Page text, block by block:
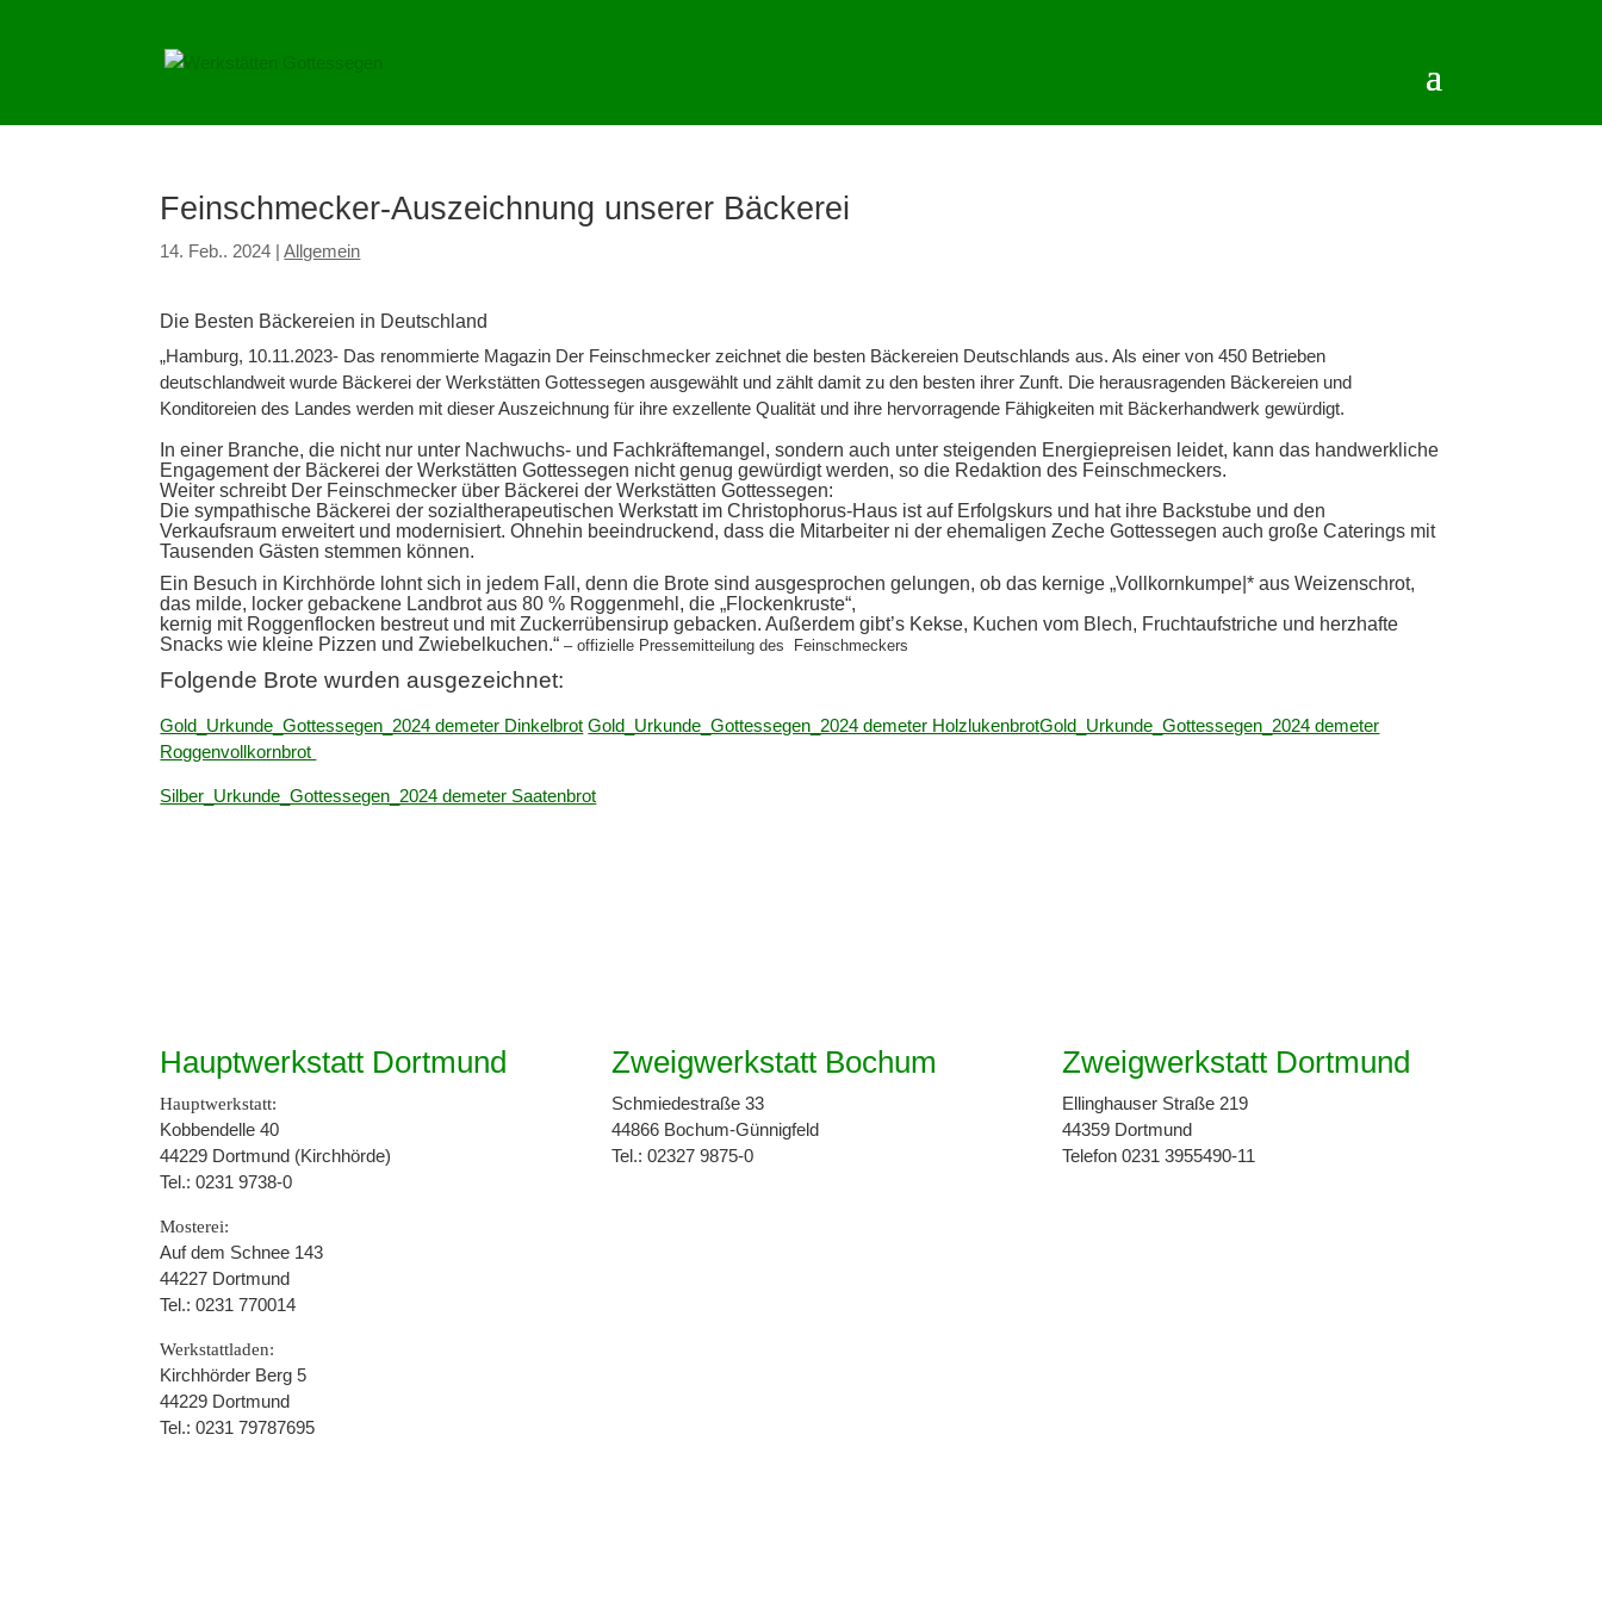
Feinschmecker-Auszeichnung unserer Bäckerei
14. Feb.. 2024 |Allgemein
Die Besten Bäckereien in Deutschland
„Hamburg, 10.11.2023- Das renommierte Magazin Der Feinschmecker zeichnet die besten Bäckereien Deutschlands aus. Als einer von 450 Betrieben
deutschlandweit wurde Bäckerei der Werkstätten Gottessegen ausgewählt und zählt damit zu den besten ihrer Zunft. Die herausragenden Bäckereien und
Konditoreien des Landes werden mit dieser Auszeichnung für ihre exzellente Qualität und ihre hervorragende Fähigkeiten mit Bäckerhandwerk gewürdigt.
In einer Branche, die nicht nur unter Nachwuchs- und Fachkräftemangel, sondern auch unter steigenden Energiepreisen leidet, kann das handwerkliche
Engagement der Bäckerei der Werkstätten Gottessegen nicht genug gewürdigt werden, so die Redaktion des Feinschmeckers.
Weiter schreibt Der Feinschmecker über Bäckerei der Werkstätten Gottessegen:
Die sympathische Bäckerei der sozialtherapeutischen Werkstatt im Christophorus-Haus ist auf Erfolgskurs und hat ihre Backstube und den
Verkaufsraum erweitert und modernisiert. Ohnehin beeindruckend, dass die Mitarbeiter ni der ehemaligen Zeche Gottessegen auch große Caterings mit
Tausenden Gästen stemmen können.
Ein Besuch in Kirchhörde lohnt sich in jedem Fall, denn die Brote sind ausgesprochen gelungen, ob das kernige „Vollkornkumpe|* aus Weizenschrot,
das milde, locker gebackene Landbrot aus 80 % Roggenmehl, die „Flockenkruste“,
kernig mit Roggenflocken bestreut und mit Zuckerrübensirup gebacken. Außerdem gibt’s Kekse, Kuchen vom Blech, Fruchtaufstriche und herzhafte
Snacks wie kleine Pizzen und Zwiebelkuchen.“– offizielle Pressemitteilung des Feinschmeckers
Folgende Brote wurden ausgezeichnet:
Gold_Urkunde_Gottessegen_2024 demeter Dinkelbrot Gold_Urkunde_Gottessegen_2024 demeter HolzlukenbrotGold_Urkunde_Gottessegen_2024 demeter
Roggenvollkornbrot
Silber_Urkunde_Gottessegen_2024 demeter Saatenbrot
Hauptwerkstatt Dortmund
Hauptwerkstatt:
Kobbendelle 40
44229 Dortmund (Kirchhörde)
Tel.: 0231 9738-0
Mosterei:
Auf dem Schnee 143
44227 Dortmund
Tel.: 0231 770014
Werkstattladen:
Kirchhörder Berg 5
44229 Dortmund
Tel.: 0231 79787695
Zweigwerkstatt Bochum
Schmiedestraße 33
44866 Bochum-Günnigfeld
Tel.: 02327 9875-0
Zweigwerkstatt Dortmund
Ellinghauser Straße 219
44359 Dortmund
Telefon 0231 3955490-11